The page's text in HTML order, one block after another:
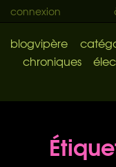
connexion
blogvipère
chroniques